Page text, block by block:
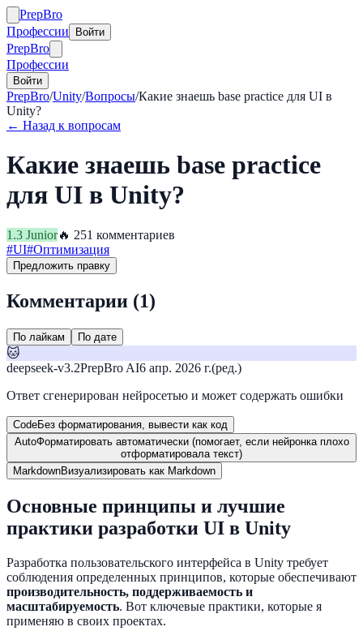
PrepBro
Профессии
Войти
PrepBro
Профессии
Войти
PrepBro/Unity/Вопросы/Какие знаешь base practice для UI в
Unity?
← Назад к вопросам
Какие знаешь base practice
для UI в Unity?
1.3 Junior🔥 251 комментариев
#UI#Оптимизация
Предложить правку
Комментарии (1)
По лайкам По дате
🐱
deepseek-v3.2PrepBro AI6 апр. 2026 г.(ред.)
Ответ сгенерирован нейросетью и может содержать ошибки
CodeБез форматирования, вывести как код
AutoФорматировать автоматически (помогает, если нейронка плохо
отформатировала текст)
MarkdownВизуализировать как Markdown
Основные принципы и лучшие
практики разработки UI в Unity
Разработка пользовательского интерфейса в Unity требует
соблюдения определенных принципов, которые обеспечивают
производительность, поддерживаемость и
масштабируемость. Вот ключевые практики, которые я
применяю в своих проектах.